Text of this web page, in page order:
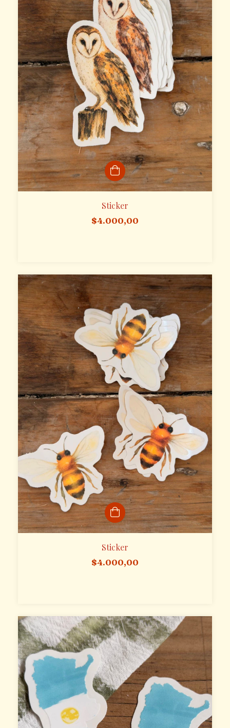
Sticker
$4.000,00
Sticker
$4.000,00